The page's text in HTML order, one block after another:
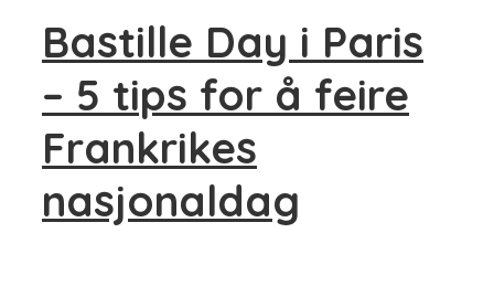
Bastille Day i Paris
– 5 tips for å feire
Frankrikes
nasjonaldag